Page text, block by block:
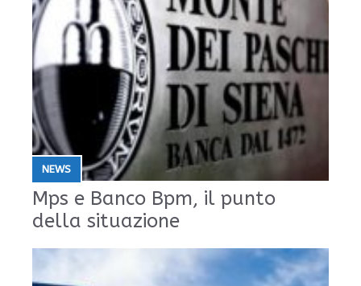
NEWS
Mps e Banco Bpm, il punto
della situazione